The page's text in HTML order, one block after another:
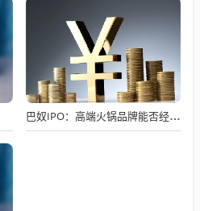
巴奴IPO：高端火锅品牌能否经得起资本市场的考验？